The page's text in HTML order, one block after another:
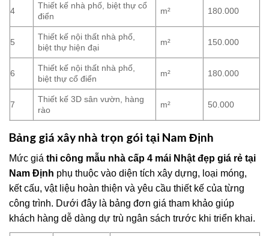
4
Thiết kế nhà phố, biệt thự cổ
điển
m² 180.000
5
Thiết kế nội thất nhà phố,
biệt thự hiện đại
m² 150.000
6
Thiết kế nội thất nhà phố,
biệt thự cổ điển
m² 180.000
7
Thiết kế 3D sân vườn, hàng
rào
m² 50.000
Bảng giá xây nhà trọn gói tại Nam Định
Mức giá thi công mẫu nhà cấp 4 mái Nhật đẹp giá rẻ tại
Nam Định phụ thuộc vào diện tích xây dựng, loại móng,
kết cấu, vật liệu hoàn thiện và yêu cầu thiết kế của từng
công trình. Dưới đây là bảng đơn giá tham khảo giúp
khách hàng dễ dàng dự trù ngân sách trước khi triển khai.